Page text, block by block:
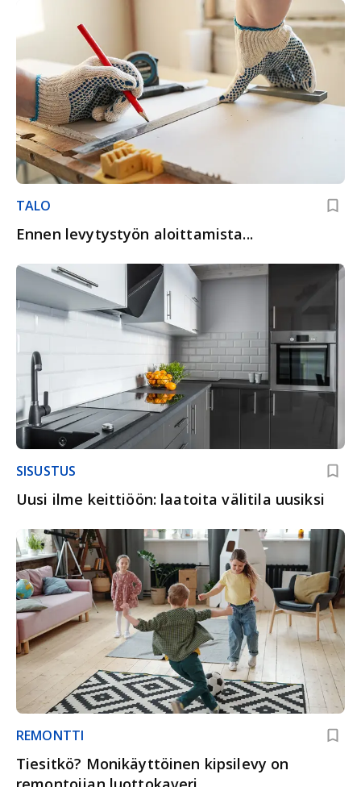
TALO
Ennen levytystyön aloittamista...
SISUSTUS
Uusi ilme keittiöön: laatoita välitila uusiksi
REMONTTI
Tiesitkö? Monikäyttöinen kipsilevy on